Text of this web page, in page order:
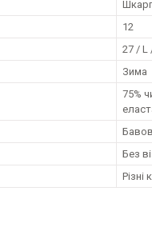
12
27 / L
Зима
75%
Без
Різні